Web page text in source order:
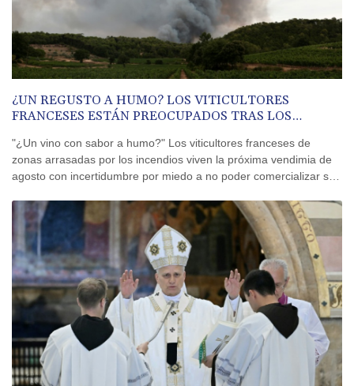
¿UN REGUSTO A HUMO? LOS VITICULTORES
FRANCESES ESTÁN PREOCUPADOS TRAS LOS
"¿Un vino con sabor a humo?" Los viticultores franceses de
zonas arrasadas por los incendios viven la próxima vendimia de
agosto con incertidumbre por miedo a no poder comercializar su